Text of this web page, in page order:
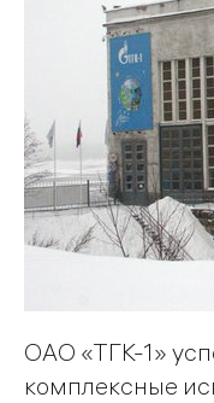
ОАО «ТГК-1»
комплексные